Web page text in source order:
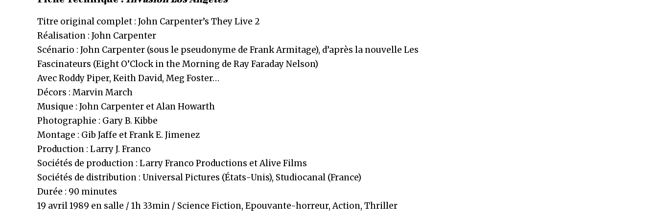
Titre original complet : John Carpenter’s They Live 2
Réalisation : John Carpenter
Scénario : John Carpenter (sous le pseudonyme de Frank Armitage), d’après la nouvelle Les
Fascinateurs (Eight O’Clock in the Morning de Ray Faraday Nelson)
Avec Roddy Piper, Keith David, Meg Foster…
Décors : Marvin March
Musique : John Carpenter et Alan Howarth
Photographie : Gary B. Kibbe
Montage : Gib Jaffe et Frank E. Jimenez
Production : Larry J. Franco
Sociétés de production : Larry Franco Productions et Alive Films
Sociétés de distribution : Universal Pictures (États-Unis), Studiocanal (France)
Durée : 90 minutes
19 avril 1989 en salle / 1h 33min / Science Fiction, Epouvante-horreur, Action, Thriller